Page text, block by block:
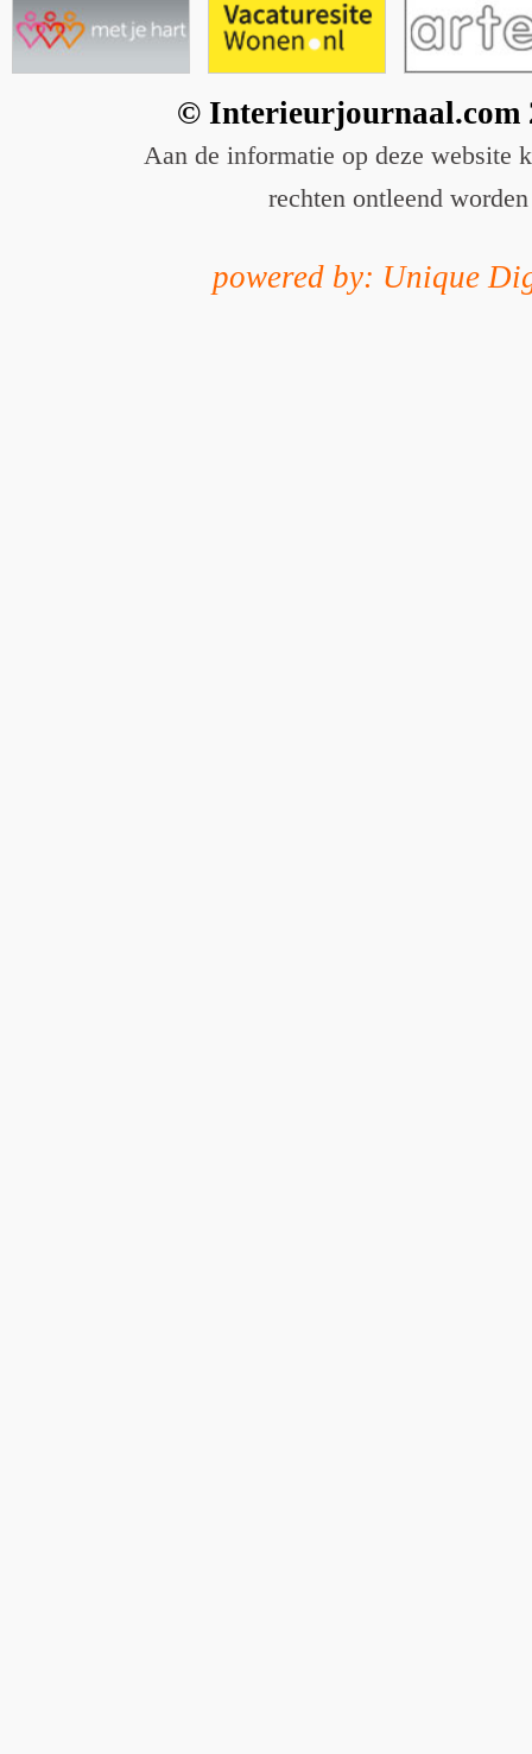
© Interieurjournaal.com
Aan de informatie op deze website
rechten ontleend worden
powered by: Unique